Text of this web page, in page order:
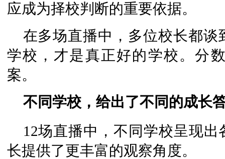
应成为择校判断的重要依据。
在多场直播中，多位校长都
学校，才是真正好的学校。分
案。
不同学校，给出了不同的成长
12场直播中，不同学校呈现
长提供了更丰富的观察角度。